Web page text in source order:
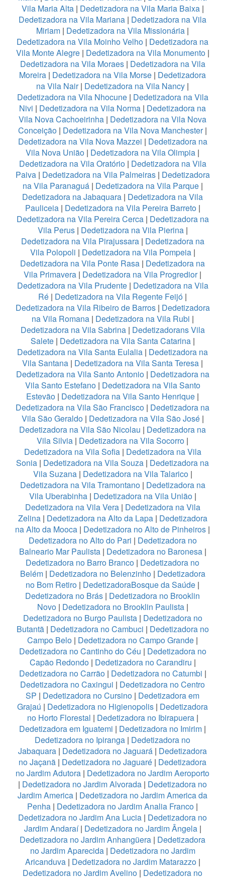
Vila Maria Alta| Dedetizadora na Vila Maria Baixa|
Dedetizadora na Vila Mariana | Dedetizadora na Vila
Miriam | Dedetizadora na Vila Missionária |
Dedetizadora na Vila Moinho Velho | Dedetizadora na
Vila Monte Alegre| Dedetizadora na Vila Monumento|
Dedetizadora na Vila Moraes| Dedetizadora na Vila
Moreira | Dedetizadora na Vila Morse | Dedetizadora
na Vila Nair| Dedetizadora na Vila Nancy |
Dedetizadora na Vila Nhocune| Dedetizadora na Vila
Nivi | Dedetizadora na Vila Norma | Dedetizadora na
Vila Nova Cachoeirinha | Dedetizadora na Vila Nova
Conceição | Dedetizadora na Vila Nova Manchester|
Dedetizadora na Vila Nova Mazzei | Dedetizadora na
Vila Nova União | Dedetizadora na Vila Olimpia |
Dedetizadora na Vila Oratório| Dedetizadora na Vila
Paiva| Dedetizadora na Vila Palmeiras| Dedetizadora
na Vila Paranaguá| Dedetizadora na Vila Parque|
Dedetizadora na Jabaquara | Dedetizadora na Vila
Pauliceia| Dedetizadora na Vila Pereira Barreto|
Dedetizadora na Vila Pereira Cerca| Dedetizadora na
Vila Perus| Dedetizadora na Vila Pierina|
Dedetizadora na Vila Pirajussara| Dedetizadora na
Vila Polopoli | Dedetizadora na Vila Pompeia|
Dedetizadora na Vila Ponte Rasa | Dedetizadora na
Vila Primavera | Dedetizadora na Vila Progredior|
Dedetizadora na Vila Prudente| Dedetizadora na Vila
Ré | Dedetizadora na Vila Regente Feijó |
Dedetizadora na Vila Ribeiro de Barros| Dedetizadora
na Vila Romana| Dedetizadora na Vila Rubi |
Dedetizadora na Vila Sabrina| Dedetizadorans Vila
Salete| Dedetizadora na Vila Santa Catarina|
Dedetizadora na Vila Santa Eulalia | Dedetizadora na
Vila Santana | Dedetizadora na Vila Santa Teresa |
Dedetizadora na Vila Santo Antonio| Dedetizadora na
Vila Santo Estefano| Dedetizadora na Vila Santo
Estevão | Dedetizadora na Vila Santo Henrique |
Dedetizadora na Vila São Francisco | Dedetizadora na
Vila São Geraldo| Dedetizadora na Vila São José|
Dedetizadora na Vila São Nicolau | Dedetizadora na
Vila Silvia | Dedetizadora na Vila Socorro |
Dedetizadora na Vila Sofia| Dedetizadora na Vila
Sonia | Dedetizadora na Vila Souza | Dedetizadora na
Vila Suzana| Dedetizadora na Vila Talarico|
Dedetizadora na Vila Tramontano| Dedetizadora na
Vila Uberabinha| Dedetizadora na Vila União|
Dedetizadora na Vila Vera| Dedetizadora na Vila
Zelina| Dedetizadora na Alto da Lapa| Dedetizadora
na Alto da Mooca | Dedetizadora no Alto de Pinheiros |
Dedetizadora no Alto do Pari | Dedetizadora no
Balneario Mar Paulista| Dedetizadora no Baronesa|
Dedetizadora no Barro Branco | Dedetizadora no
Belém| Dedetizadora no Belenzinho| Dedetizadora
no Bom Retiro | DedetizadoraBosque da Saúde |
Dedetizadora no Brás | Dedetizadora no Brooklin
Novo| Dedetizadora no Brooklin Paulista|
Dedetizadora no Burgo Paulista| Dedetizadora no
Butantã| Dedetizadora no Cambuci | Dedetizadora no
Campo Belo | Dedetizadora no Campo Grande |
Dedetizadora no Cantinho do Céu | Dedetizadora no
Capão Redondo| Dedetizadora no Carandiru |
Dedetizadora no Carrão| Dedetizadora no Catumbi |
Dedetizadora no Caxingui | Dedetizadora no Centro
SP | Dedetizadora no Cursino | Dedetizadora em
Grajaú | Dedetizadora no Higienopolis | Dedetizadora
no Horto Florestal | Dedetizadora no Ibirapuera|
Dedetizadora em Iguatemi | Dedetizadora no Imirim |
Dedetizadora no Ipiranga | Dedetizadora no
Jabaquara | Dedetizadora no Jaguará | Dedetizadora
no Jaçanã | Dedetizadora no Jaguaré | Dedetizadora
no Jardim Adutora | Dedetizadora no Jardim Aeroporto
| Dedetizadora no Jardim Alvorada | Dedetizadora no
Jardim America | Dedetizadora no Jardim America da
Penha | Dedetizadora no Jardim Analia Franco |
Dedetizadora no Jardim Ana Lucia | Dedetizadora no
Jardim Andaraí| Dedetizadora no Jardim Ângela|
Dedetizadora no Jardim Anhangüera | Dedetizadora
no Jardim Aparecida| Dedetizadora no Jardim
Aricanduva| Dedetizadora no Jardim Matarazzo|
Dedetizadora no Jardim Avelino | Dedetizadora no